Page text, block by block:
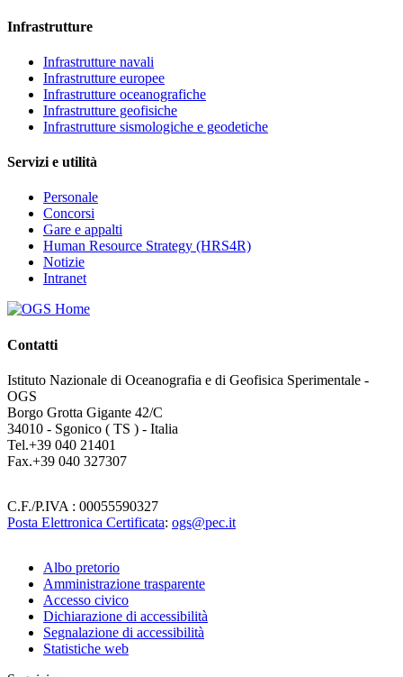
Infrastrutture
Infrastrutture navali
Infrastrutture europee
Infrastrutture oceanografiche
Infrastrutture geofisiche
Infrastrutture sismologiche e geodetiche
Servizi e utilità
Personale
Concorsi
Gare e appalti
Human Resource Strategy (HRS4R)
Notizie
Intranet
Contatti
Istituto Nazionale di Oceanografia e di Geofisica Sperimentale -
OGS
Borgo Grotta Gigante 42/C
34010 - Sgonico ( TS ) - Italia
Tel.+39 040 21401
Fax.+39 040 327307
C.F./P.IVA : 00055590327
Posta Elettronica Certificata: ogs@pec.it
Institute
links
Albo pretorio
Amministrazione trasparente
Accesso civico
Dichiarazione di accessibilità
Segnalazione di accessibilità
Statistiche web